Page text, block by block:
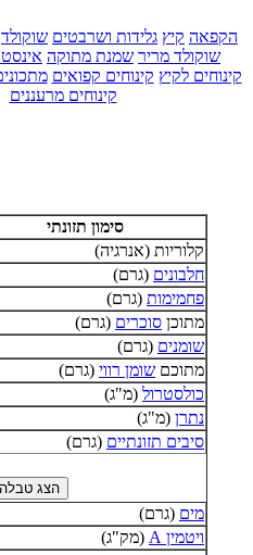
הקפאה קיץ גלידות ושרבטים שוקולד
שוקולד מריר שמנת מתוקה
קינוחים לקיץ קינוחים קפואים
קינוחים מרעננים
סימון תזונתי
קלוריות (אנרגיה)
חלבונים (גרם)
פחמימות (גרם)
מתוכן סוכרים (גרם)
שומנים (גרם)
מתוכם שומן רווי (גרם)
כולסטרול (מ"ג)
נתרן (מ"ג)
סיבים תזונתיים (גרם)
מים (גרם)
ויטמין A
(מק"ג)